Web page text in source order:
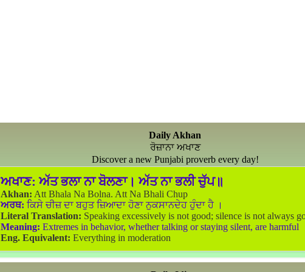
Daily Akhan
ਰੋਜ਼ਾਨਾ ਅਖਾਣ
Discover a new Punjabi proverb every day!
ਅਖਾਣ: ਅੱਤ ਭਲਾ ਨਾ ਬੋਲਣਾ। ਅੱਤ ਨਾ ਭਲੀ ਚੁੱਪ॥
Akhan: Att Bhala Na Bolna. Att Na Bhali Chup
ਅਰਥ: ਕਿਸੇ ਚੀਜ਼ ਦਾ ਬਹੁਤ ਜ਼ਿਆਦਾ ਹੋਣਾ ਨੁਕਸਾਨਦੇਹ ਹੁੰਦਾ ਹੈ ।
Literal Translation: Speaking excessively is not good; silence is not always
Meaning: Extremes in behavior, whether talking or staying silent, are harmful
Eng. Equivalent: Everything in moderation